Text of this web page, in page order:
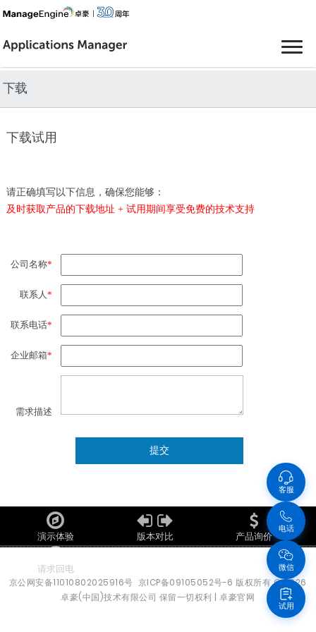
下载
下载试用
请正确填写以下信息，确保您能够：
及时获取产品的下载地址 + 试用期间享受免费的技术支持
公司名称*
联系人*
联系电话*
企业邮箱*
需求描述
演示体验 版本对比 产品询价
请求回电
京公网安备11010802025916号 京ICP备09105052号-6 版权所有© 2026
卓豪(中国)技术有限公司 保留一切权利 |卓豪官网
客服
电话
微信
试用